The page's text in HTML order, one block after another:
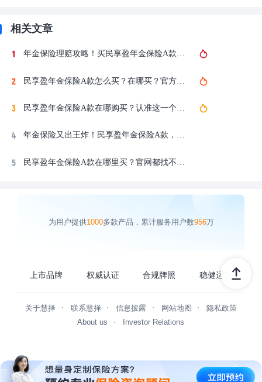
相关文章
年金保险理赔攻略！买民享盈年金保险A款，出险后怎么理赔？
民享盈年金保险A款怎么买？在哪买？官方投保入口在这咨询！
民享盈年金保险A款在哪购买？认准这一个方式！
年金保险又出王炸！民享盈年金保险A款，买前注意这7点！官方投保入口在这！
为用户提供1000多款产品，累计服务用户数956万
上市品牌 权威认证 合规牌照 稳健运营
关于慧择 联系慧择 信息披露 网站地图
隐私政策
About us
Investor Relations